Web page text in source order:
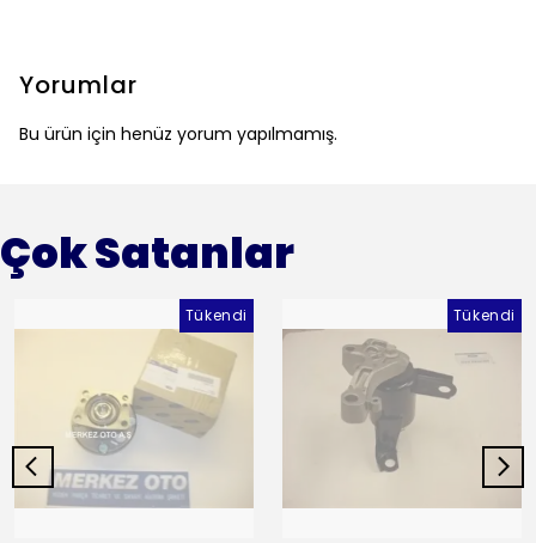
Yorumlar
Bu ürün için henüz yorum yapılmamış.
Çok Satanlar
Tükendi Tükendi